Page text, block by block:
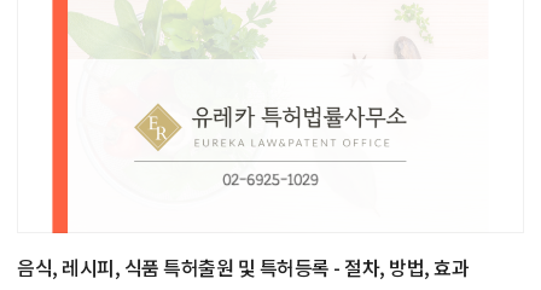
음식, 레시피, 식품 특허출원 및 특허등록 - 절차, 방법, 효과